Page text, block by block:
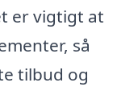
er vigtigt at
så
tilbud og